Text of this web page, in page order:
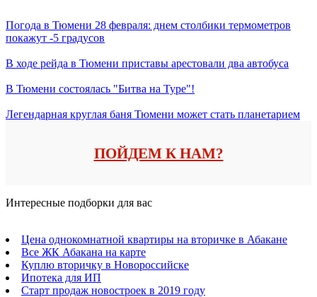
Погода в Тюмени 28 февраля: днем столбики термометров
покажут -5 градусов
В ходе рейда в Тюмени приставы арестовали два автобуса
В Тюмени состоялась "Битва на Туре"!
Легендарная круглая баня Тюмени может стать планетарием
ПОЙДЕМ К НАМ?
Интересные подборки для вас
Цена однокомнатной квартиры на вторичке в Абакане
Все ЖК Абакана на карте
Куплю вторичку в Новороссийске
Ипотека для ИП
Старт продаж новостроек в 2019 году